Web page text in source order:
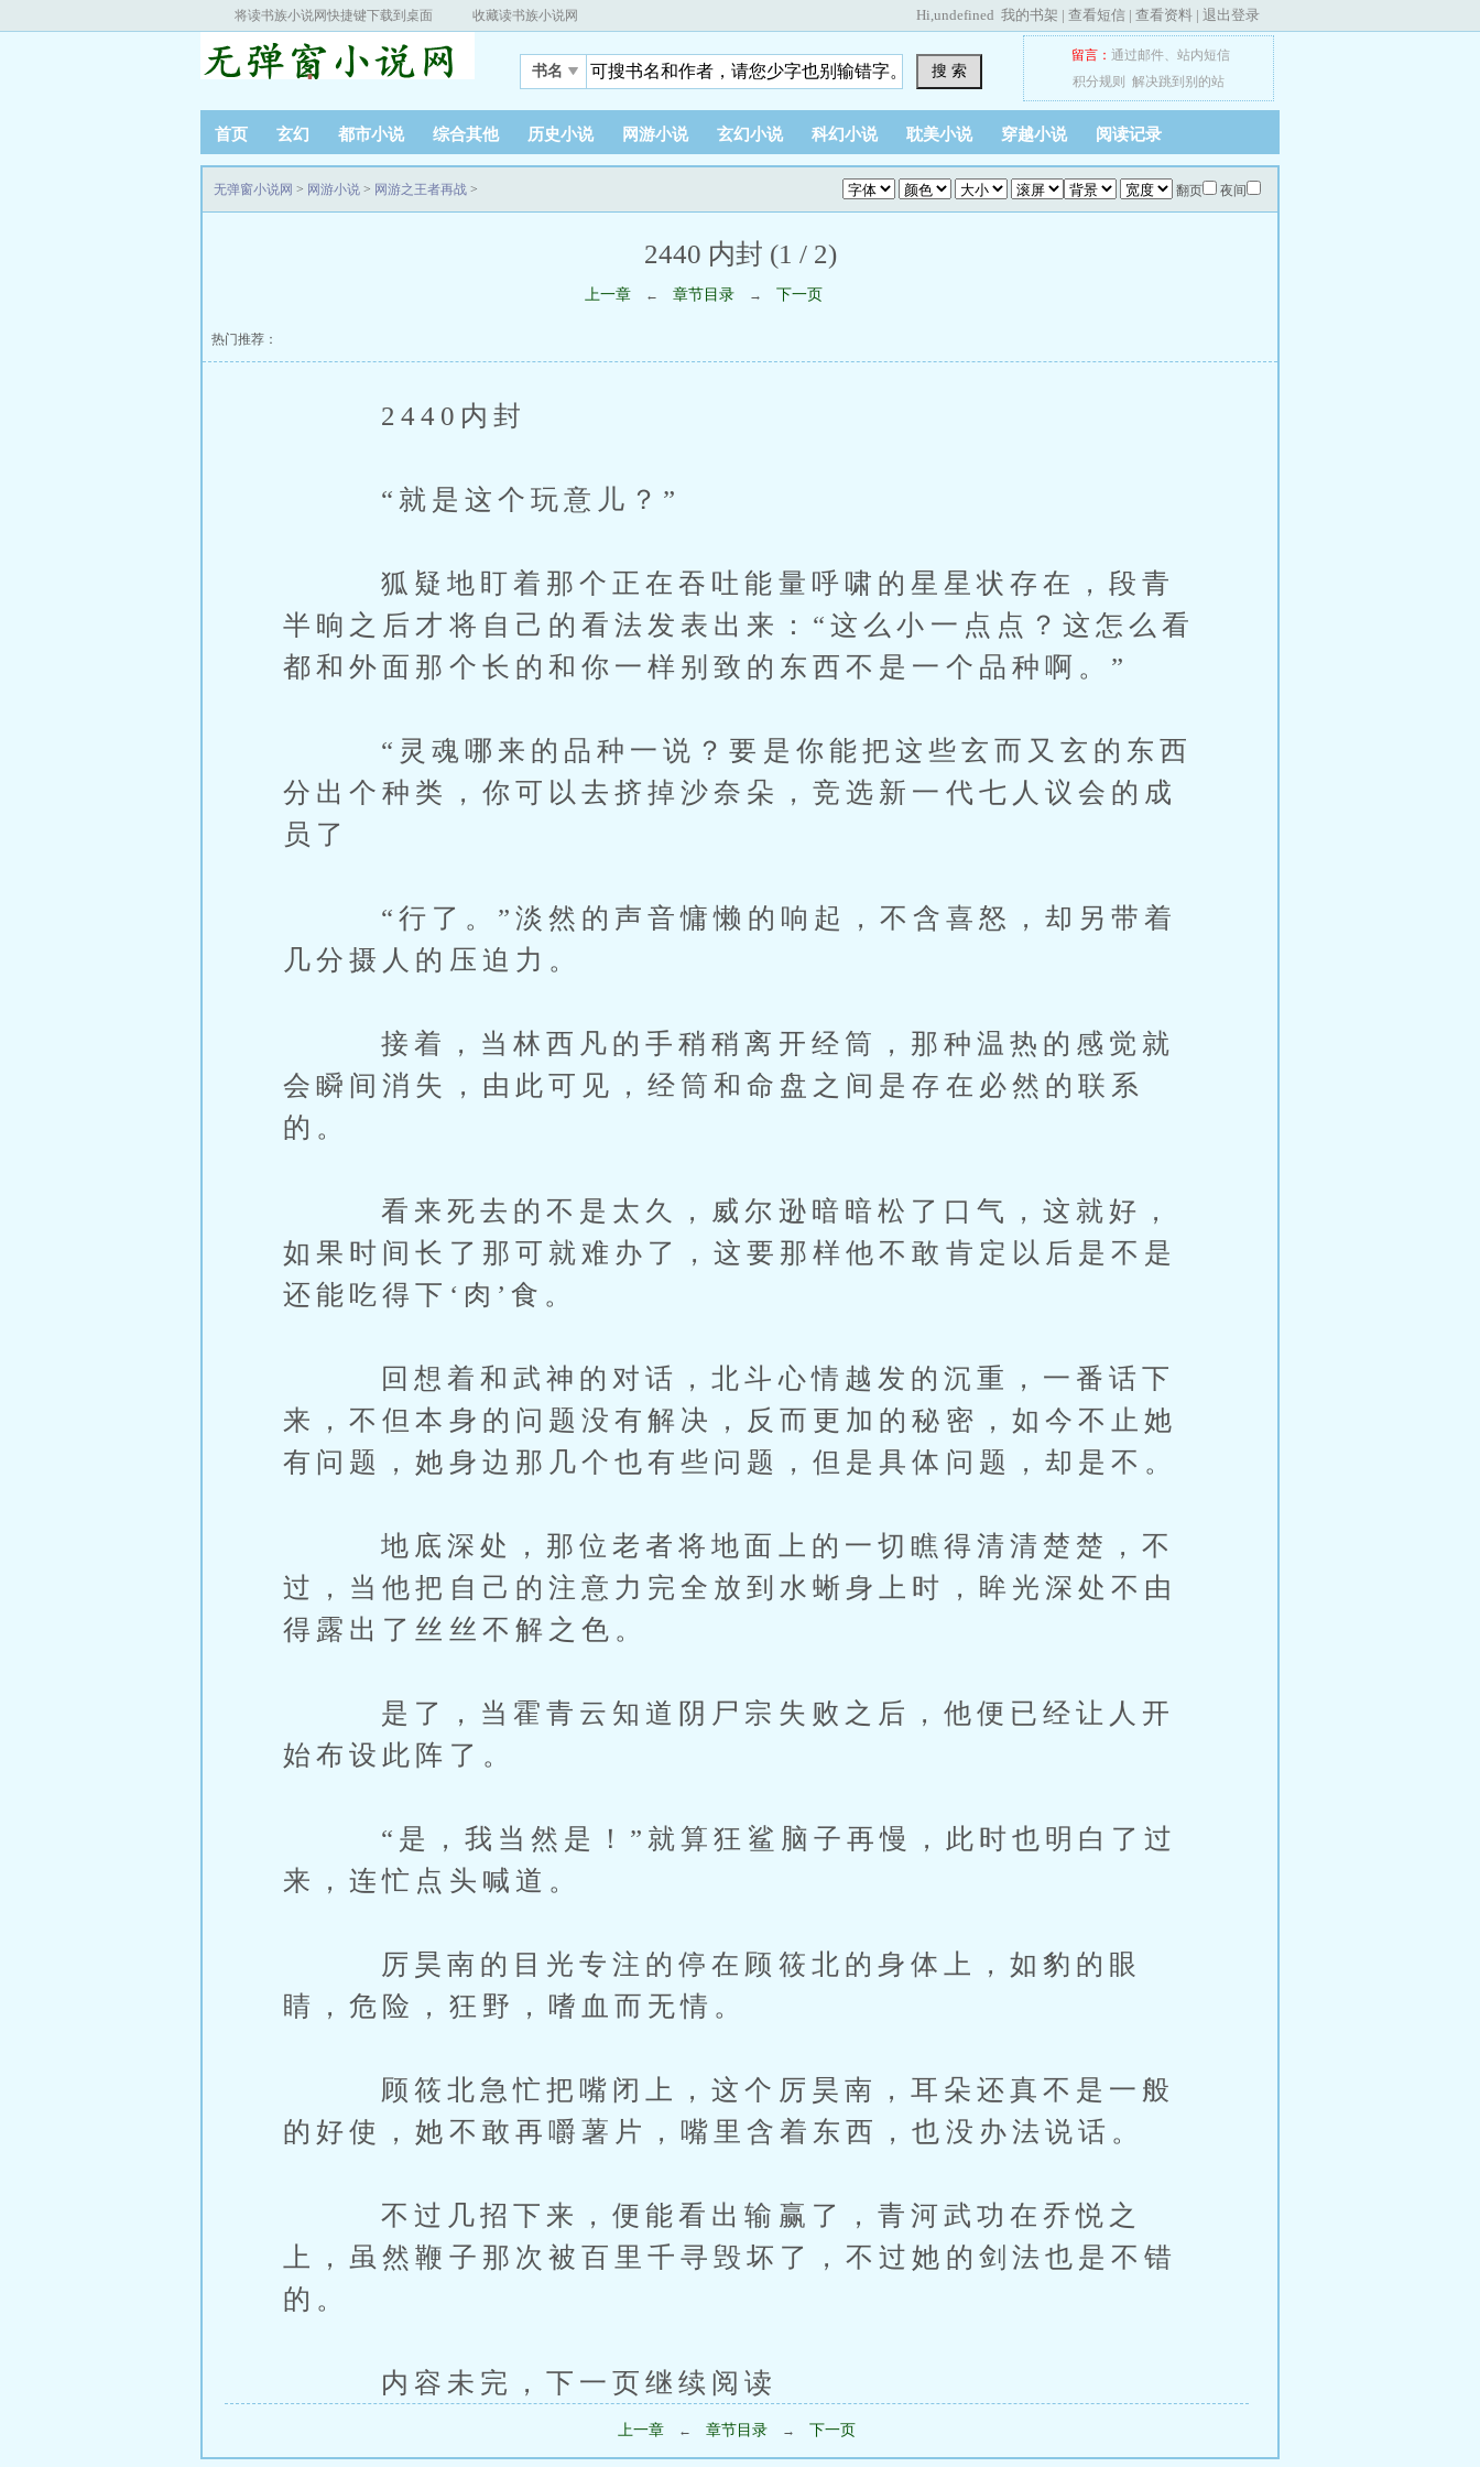
将读书族小说网快捷键下载到桌面 收藏读书族小说网 Hi,undefined 我的书架 | 查看短信 | 查看资料 | 退出登录
书名 搜 索
留言： 通过邮件、 站内短信
积分规则
解决跳到别的站
首页 玄幻 都市小说 综合其他 历史小说 网游小说 玄幻小说 科幻小说 耽美小说 穿越小说 阅读记录
翻页 夜间
无弹窗小说网 > 网游小说 > 网游之王者再战 >
2440 内封 (1 / 2)
上一章 ← 章节目录 → 下一页
热门推荐：
2440内封
“就是这个玩意儿？”
狐疑地盯着那个正在吞吐能量呼啸的星星状存在，段青
半晌之后才将自己的看法发表出来：“这么小一点点？这怎么看
都和外面那个长的和你一样别致的东西不是一个品种啊。”
“灵魂哪来的品种一说？要是你能把这些玄而又玄的东西
分出个种类，你可以去挤掉沙奈朵，竞选新一代七人议会的成
员了
“行了。”淡然的声音慵懒的响起，不含喜怒，却另带着
几分摄人的压迫力。
接着，当林西凡的手稍稍离开经筒，那种温热的感觉就
会瞬间消失，由此可见，经筒和命盘之间是存在必然的联系
的。
看来死去的不是太久，威尔逊暗暗松了口气，这就好，
如果时间长了那可就难办了，这要那样他不敢肯定以后是不是
还能吃得下‘肉’食。
回想着和武神的对话，北斗心情越发的沉重，一番话下
来，不但本身的问题没有解决，反而更加的秘密，如今不止她
有问题，她身边那几个也有些问题，但是具体问题，却是不。
地底深处，那位老者将地面上的一切瞧得清清楚楚，不
过，当他把自己的注意力完全放到水蜥身上时，眸光深处不由
得露出了丝丝不解之色。
是了，当霍青云知道阴尸宗失败之后，他便已经让人开
始布设此阵了。
“是，我当然是！”就算狂鲨脑子再慢，此时也明白了过
来，连忙点头喊道。
厉昊南的目光专注的停在顾筱北的身体上，如豹的眼
睛，危险，狂野，嗜血而无情。
顾筱北急忙把嘴闭上，这个厉昊南，耳朵还真不是一般
的好使，她不敢再嚼薯片，嘴里含着东西，也没办法说话。
不过几招下来，便能看出输赢了，青河武功在乔悦之
上，虽然鞭子那次被百里千寻毁坏了，不过她的剑法也是不错
的。
内容未完，下一页继续阅读
上一章 ← 章节目录 → 下一页